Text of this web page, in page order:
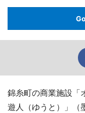
錦糸町の商業施設「
遊人（ゆうと）」（